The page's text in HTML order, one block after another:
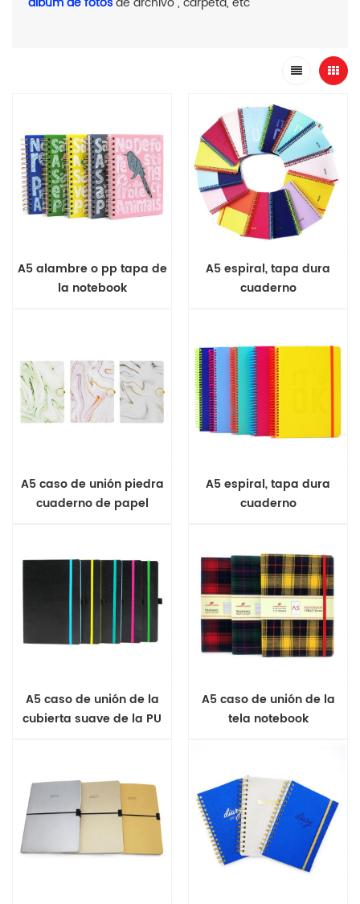
A5 alambre o pp tapa de
la notebook
A5 espiral, tapa dura
cuaderno
A5 caso de unión piedra
cuaderno de papel
A5 espiral, tapa dura
cuaderno
A5 caso de unión de la
cubierta suave de la PU
A5 caso de unión de la
tela notebook